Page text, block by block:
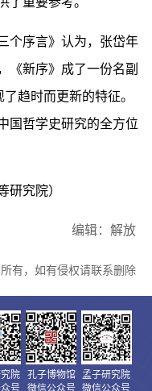
序言》认为，张岱年
《新序》成了一份名副
趋时而更新的特征。
国哲学史研究的全方位
研究院）
编辑：解放
有，如有侵权请联系删除
院
号
孔子博物馆
微信公众号
孟子研究院
微信公众号